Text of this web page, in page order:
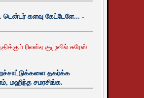
டென்டர் களவு கேட்டேளே... -
ரிஎன்ஏ குழுவில் சுரேஸ்
தகர்க்க
மஹிந்த சமரசிங்க.